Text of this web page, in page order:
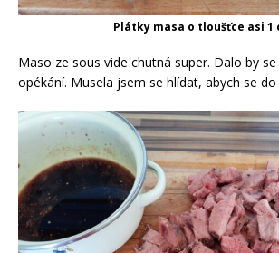
Plátky masa o tloušťce asi 1
Maso ze sous vide chutná super. Dalo by
opékání. Musela jsem se hlídat, abych se